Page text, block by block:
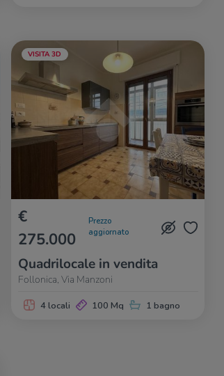
VISITA 3D
€
275.000
Prezzo
aggiornato
Quadrilocale in vendita
Follonica, Via Manzoni
4 locali 100 Mq 1 bagno